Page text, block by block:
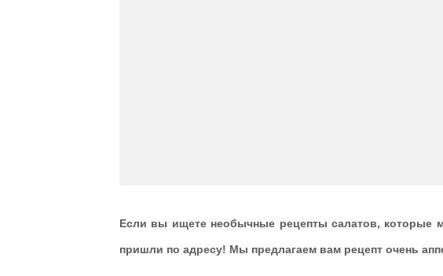
Если вы ищете необычные рецепты салатов, которые
пришли по адресу! Мы предлагаем вам рецепт очень